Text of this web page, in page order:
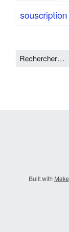
souscription
Built with Make